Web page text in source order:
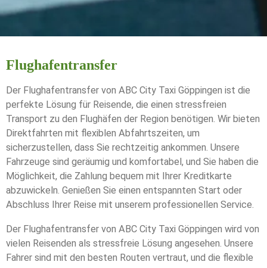
Flughafentransfer
Der Flughafentransfer von ABC City Taxi Göppingen ist die
perfekte Lösung für Reisende, die einen stressfreien
Transport zu den Flughäfen der Region benötigen. Wir bieten
Direktfahrten mit flexiblen Abfahrtszeiten, um
sicherzustellen, dass Sie rechtzeitig ankommen. Unsere
Fahrzeuge sind geräumig und komfortabel, und Sie haben die
Möglichkeit, die Zahlung bequem mit Ihrer Kreditkarte
abzuwickeln. Genießen Sie einen entspannten Start oder
Abschluss Ihrer Reise mit unserem professionellen Service.
Der Flughafentransfer von ABC City Taxi Göppingen wird von
vielen Reisenden als stressfreie Lösung angesehen. Unsere
Fahrer sind mit den besten Routen vertraut, und die flexible